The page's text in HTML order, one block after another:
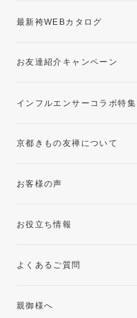
最新袴WEBカタログ
お友達紹介キャンペーン
インフルエンサーコラボ特集
京都きもの友禅について
お客様の声
お役立ち情報
よくあるご質問
親御様へ